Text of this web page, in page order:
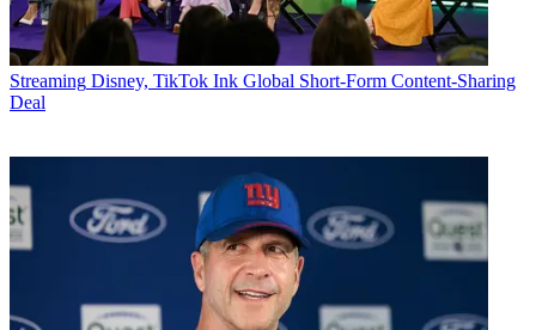
Streaming Disney, TikTok Ink Global Short-Form Content-Sharing
Deal